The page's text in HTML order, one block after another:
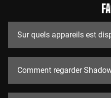
Sur quels appareils est
Comment regarder